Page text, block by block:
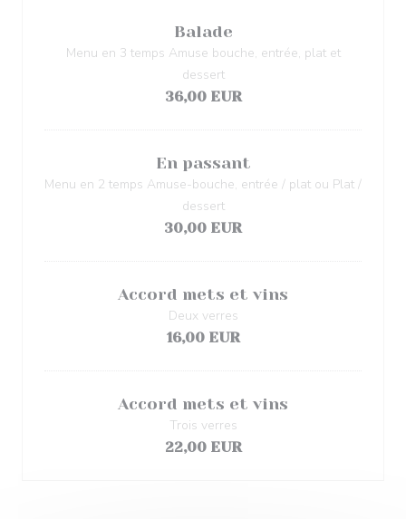
Balade
Menu en 3 temps Amuse bouche, entrée, plat et
dessert
36,00 EUR
En passant
Menu en 2 temps Amuse-bouche, entrée / plat ou Plat /
dessert
30,00 EUR
Accord mets et vins
Deux verres
16,00 EUR
Accord mets et vins
Trois verres
22,00 EUR